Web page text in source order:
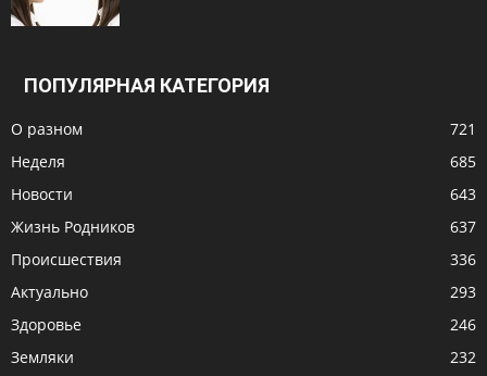
ПОПУЛЯРНАЯ КАТЕГОРИЯ
О разном
721
Неделя
685
Новости
643
Жизнь Родников
637
Происшествия
336
Актуально
293
Здоровье
246
Земляки
232